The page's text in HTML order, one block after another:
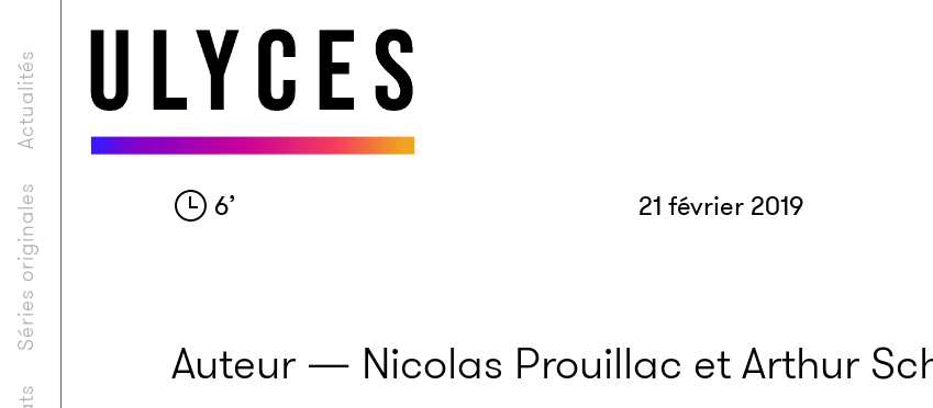
Séries originales
Actualités
6’ 21 février 2019
Auteur — Nicolas Prouillac et Arthur